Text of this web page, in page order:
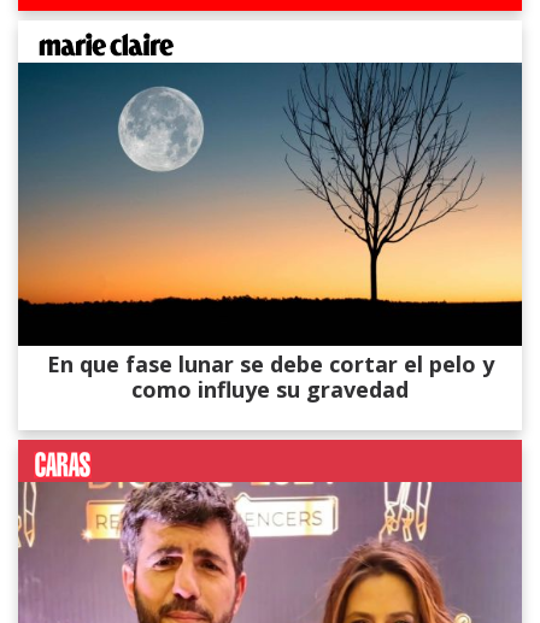
En que fase lunar se debe cortar el pelo y
como influye su gravedad